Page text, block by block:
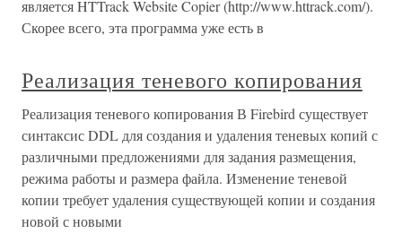
является HTTrack Website Copier (http://www.httrack.com/).
Скорее всего, эта программа уже есть в
Реализация теневого копирования
Реализация теневого копирования В Firebird существует
синтаксис DDL для создания и удаления теневых копий с
различными предложениями для задания размещения,
режима работы и размера файла. Изменение теневой
копии требует удаления существующей копии и создания
новой с новыми